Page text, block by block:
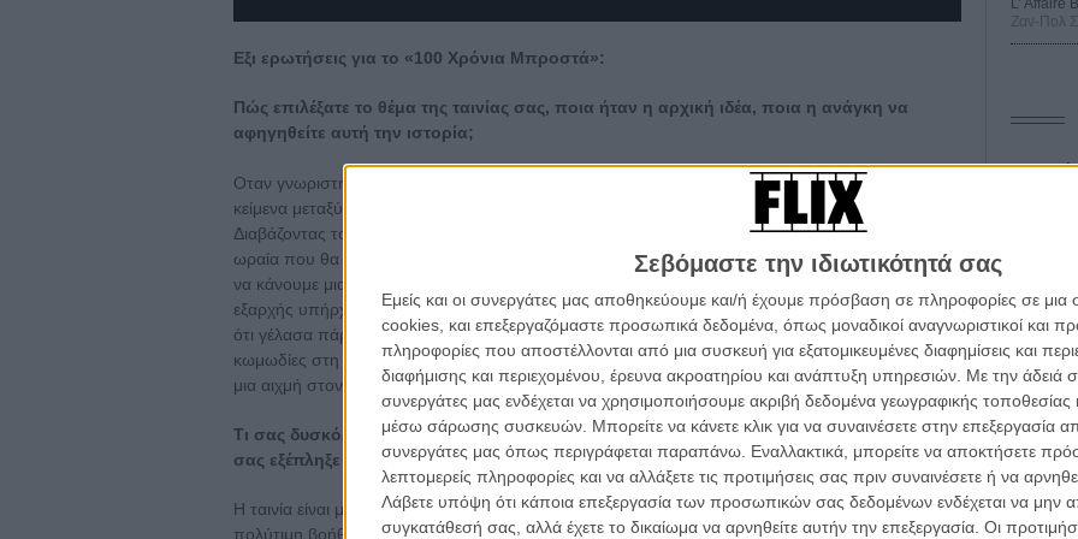
Σεβόμαστε την ιδιωτικότητά σας
Εμείς και οι συνεργάτες μας αποθηκεύουμε και/ή έχουμε πρόσβαση σε πληροφορίες σε
cookies, και επεξεργαζόμαστε προσωπικά δεδομένα, όπως μοναδικοί αναγνωριστικοί και
πληροφορίες που αποστέλλονται από μια συσκευή για εξατομικευμένες διαφημίσεις και
διαφήμισης και περιεχομένου, έρευνα ακροατηρίου και ανάπτυξη υπηρεσιών. Με την άδειά
συνεργάτες μας ενδέχεται να χρησιμοποιήσουμε ακριβή δεδομένα γεωγραφικής τοποθεσίας
μέσω σάρωσης συσκευών. Μπορείτε να κάνετε κλικ για να συναινέσετε στην επεξεργασία
συνεργάτες μας όπως περιγράφεται παραπάνω. Εναλλακτικά, μπορείτε να αποκτήσετε
λεπτομερείς πληροφορίες και να αλλάξετε τις προτιμήσεις σας πριν συναινέσετε ή να
Λάβετε υπόψη ότι κάποια επεξεργασία των προσωπικών σας δεδομένων ενδέχεται να μην
συγκατάθεσή σας, αλλά έχετε το δικαίωμα να αρνηθείτε αυτήν την επεξεργασία. Οι
Εξι ερωτήσεις για το «100 Χρόνια Μπροστά»:
Πώς επιλέξατε το θέμα της ταινίας σας, ποια ήταν η αρχική ιδέα, ποια η ανάγκη να
αφηγηθείτε αυτή την ιστορία;
Οταν γνωριστήκαμε με τον Αντώνη (Τσιοτσιόπουλο) μου έστειλε να διαβάσω κάποια δικά του
κείμενα μεταξύ των οποίων και ένα μονόπρακτο μέρος της παράστασης «Δε variete».
Διαβάζοντας το, ενθουσιάστηκα με την υπόθεση και τον λόγο του κειμένου και σκέφτηκα τι
ωραία που θα ήταν να αποδοθεί σεναριακά. Αποφασίσαμε να το διασκευάσουμε σε σενάριο και
να κάνουμε μια προσπάθεια να δούμε τι μπορεί να συμβεί με αυτό. Η υπέροχη γραφή που
εξαρχής υπήρχε, ο σουρεαλισμός που είχε το κείμενο του Αντώνη ήταν το κίνητρο. Και κυρίως
ότι γέλασα πάρα πολύ διαβάζοντας το. Σε μια εποχή που είναι γεμάτη με «καλές» απόψεις και οι
κωμωδίες στη μυθοπλασία είναι στρογγυλεμένες και «προσεκτικές», εδώ έχουμε να κάνουμε με
μια αιχμή στον λόγο που ταυτόχρονα είναι οργανική δραματουργικά και έχει θέση.
Τι σας δυσκόλεψε στην πραγματοποίηση της ταινίας, τι σας έφερε μεγάλη χαρά, ή τι
σας εξέπληξε - θετικά ή αρνητικά;
Η ταινία είναι μια αυτοχρηματοδοτούμενη παραγωγή που μπόρεσε να πραγματοποιηθεί με τη
πολύτιμη βοήθεια φίλων και συνεργατών. Αυτό έχει μια υπέροχη και ρομαντική διάσταση αλλά
L’ Affaire
Ζαν-Πολ
Ο
10
τον